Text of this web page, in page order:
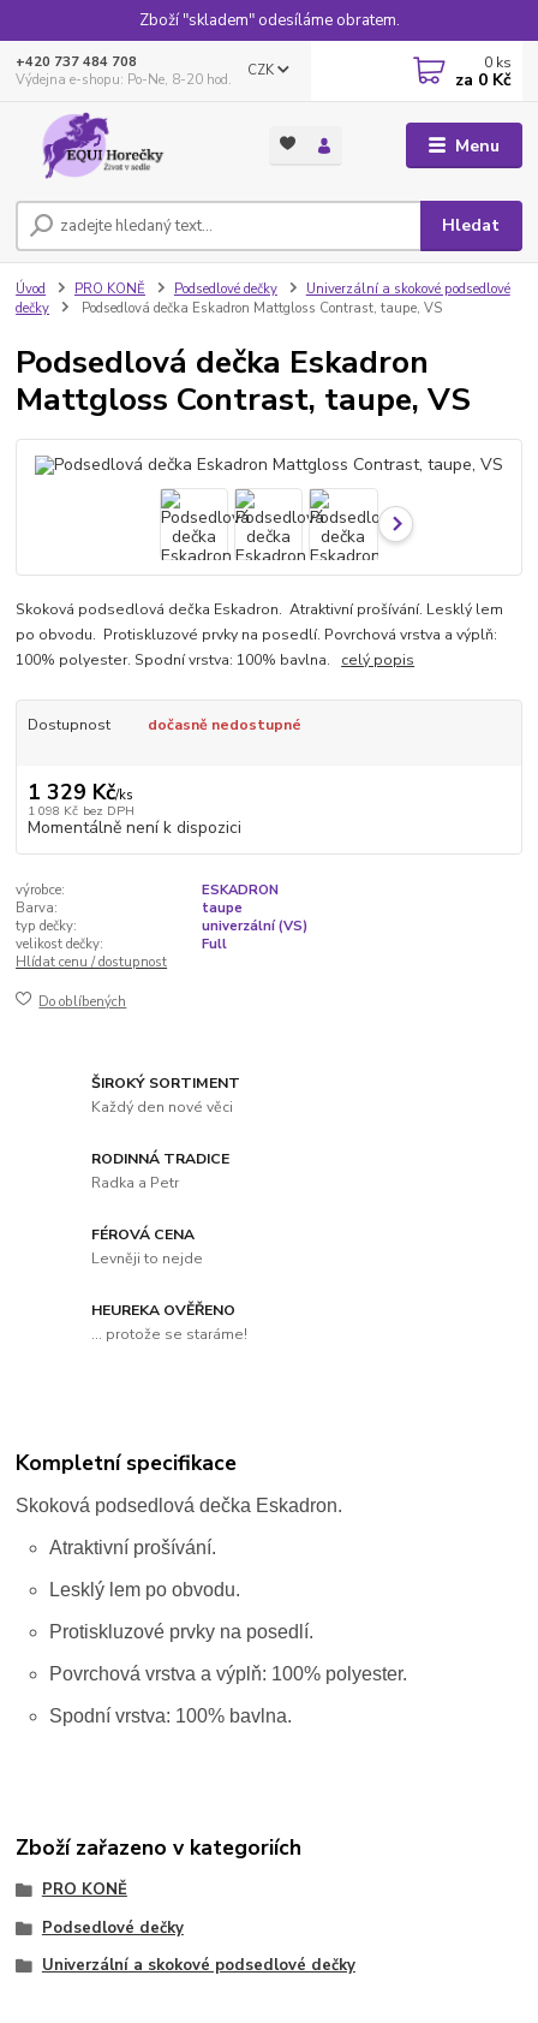
Zboží "skladem" odesíláme obratem.
Menu
CZK
Hledat
+420 737 484 708
Výdejna e-shopu: Po-Ne, 8-20 hod.
0 ks
za 0 Kč
Úvod PRO KONĚ Podsedlové dečky
Univerzální a skokové podsedlové
dečky
Podsedlová dečka Eskadron Mattgloss Contrast, taupe, VS
Podsedlová dečka Eskadron
Mattgloss Contrast, taupe, VS
Skoková podsedlová dečka Eskadron. Atraktivní prošívání. Lesklý lem
po obvodu. Protiskluzové prvky na posedlí. Povrchová vrstva a výplň:
100% polyester. Spodní vrstva: 100% bavlna. celý popis
Dostupnost dočasně nedostupné
1 329 Kč/ks
1 098 Kč bez DPH
Momentálně není k dispozici
výrobce:
ESKADRON
Barva:
taupe
typ dečky:
univerzální (VS)
velikost dečky:
Full
Hlídat cenu / dostupnost
Do oblíbených
ŠIROKÝ SORTIMENT
Každý den nové věci
RODINNÁ TRADICE
Radka a Petr
FÉROVÁ CENA
Levněji to nejde
HEUREKA OVĚŘENO
... protože se staráme!
Kompletní specifikace
Skoková podsedlová dečka Eskadron.
Atraktivní prošívání.
Lesklý lem po obvodu.
Protiskluzové prvky na posedlí.
Povrchová vrstva a výplň: 100% polyester.
Spodní vrstva: 100% bavlna.
Zboží zařazeno v kategoriích
PRO KONĚ
Podsedlové dečky
Univerzální a skokové podsedlové dečky